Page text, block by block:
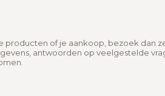
producten of je aankoop, bezoek dan
antwoorden op veelgestelde